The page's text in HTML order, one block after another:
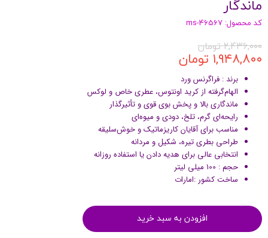
ماندگار
کد محصول: ms-46567
۲,۴۳۶,۰۰۰ تومان
۱,۹۴۸,۸۰۰ تومان
برند : فراگرنس ورد
الهام‌گرفته از کرید اونتوس، عطری خاص و لوکس
ماندگاری بالا و پخش بوی قوی و تأثیرگذار
رایحه‌ای گرم، تلخ، دودی و میوه‌ای
مناسب برای آقایان کاریزماتیک و خوش‌سلیقه
طراحی بطری تیره، شکیل و مردانه
انتخابی عالی برای هدیه دادن یا استفاده روزانه
حجم : 100 میلی لیتر
ساخت کشور :‌امارات
افزودن به سبد خرید